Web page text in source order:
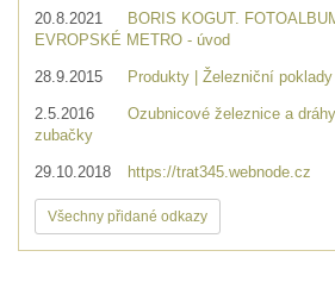
20.8.2021
BORIS KOGUT.
EVROPSKÉ METRO - úvod
28.9.2015 Produkty | Železniční poklady
2.5.2016
Ozubnicové železnice a
zubačky
29.10.2018 https://trat345.webnode.cz
Všechny přidané odkazy